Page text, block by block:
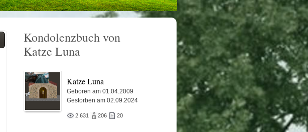
Kondolenzbuch von
Katze Luna
Katze Luna
Geboren am 01.04.2009
Gestorben am 02.09.2024
2.631 206 20